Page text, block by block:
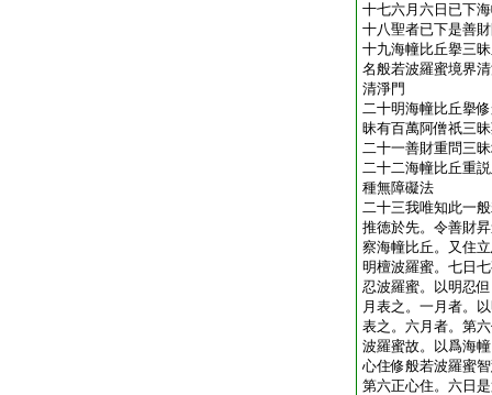
十七六月六日已下
十八聖者已下是善
十九海幢比丘擧三
名般若波羅蜜境界
清淨門
二十明海幢比丘擧
昧有百萬阿僧祇三
二十一善財重問三
二十二海幢比丘重
種無障礙法
二十三我唯知此一
推徳於先。令善財
察海幢比丘。又住
明檀波羅蜜。七日
忍波羅蜜。以明忍
月表之。一月者。
表之。六月者。第
波羅蜜故。以爲海
心住修般若波羅蜜
第六正心住。六日